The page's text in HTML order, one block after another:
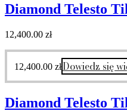
Diamond Telesto
12,400.00 zł
12,400.00 złDowiedz się
Diamond Telesto